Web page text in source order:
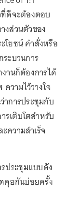
ดีจะต้องตอบ
งส่วนตัวของ
โยชน์ คำสั่งหรือ
ะบวนการ
านก็ต้องการได้
วามไว้วางใจ
การประชุมกับ
เติบโตสำหรับ
ความสำเร็จ
ประชุมแบบดัง
คุยกันบ่อยครั้ง